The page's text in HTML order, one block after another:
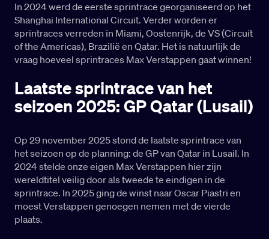
In 2024 werd de eerste sprintrace georganiseerd op het
Shanghai International Circuit. Verder worden er
sprintraces verreden in Miami, Oostenrijk, de VS (Circuit
of the Americas), Brazilië en Qatar. Het is natuurlijk de
vraag hoeveel sprintraces Max Verstappen gaat winnen!
Laatste sprintrace van het
seizoen 2025: GP Qatar (Lusail)
Op 29 november 2025 stond de laatste sprintrace van
het seizoen op de planning: de GP van Qatar in Lusail. In
2024 stelde onze eigen Max Verstappen hier zijn
wereldtitel veilig door als tweede te eindigen in de
sprintrace. In 2025 ging de winst naar Oscar Piastri en
moest Verstappen genoegen nemen met de vierde
plaats.